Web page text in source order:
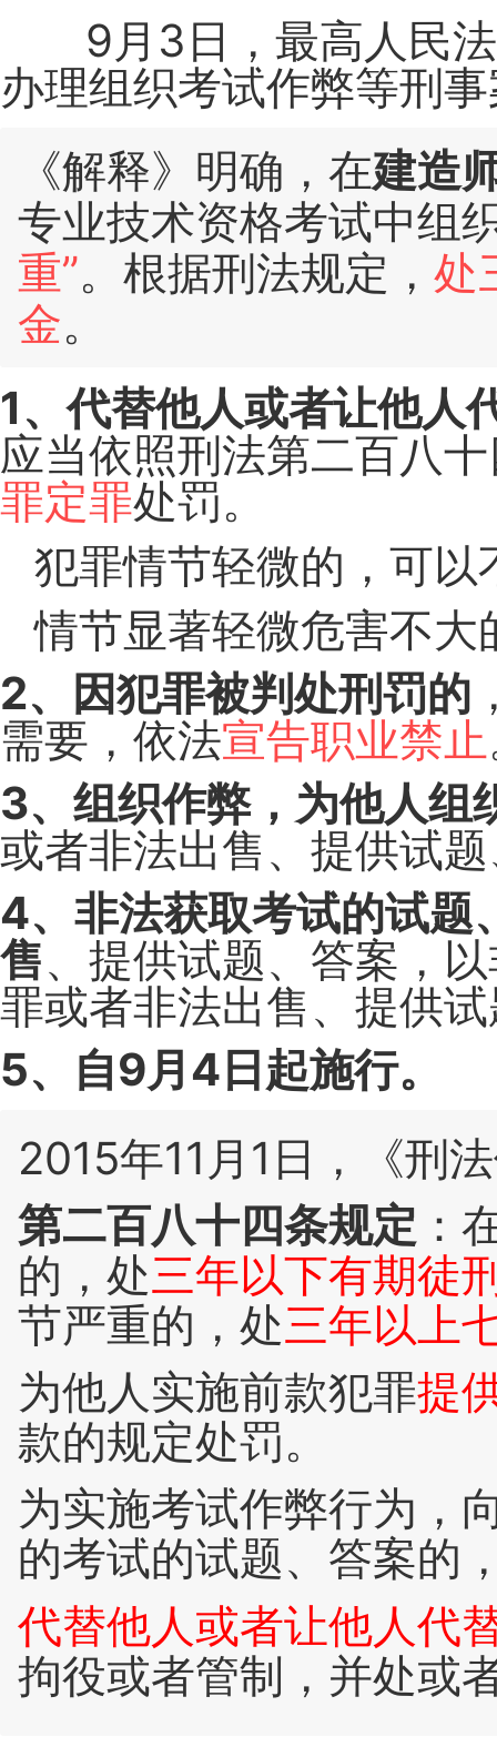
9月3日，最高人民法
办理组织考试作弊等刑
《解释》明确，在建造
专业技术资格考试中组
重”。根据刑法规定， 处
金。
1、代替他人或者让他人
应当依照刑法第二百八
罪定罪处罚。
犯罪情节轻微的，可
情节显著轻微危害不
2、因犯罪被判处刑罚的
需要，依法宣告职业禁止
3、组织作弊，为他人组
或者非法出售、提供试
4、非法获取考试的试题
售、提供试题、答案，
罪或者非法出售、提供
5、自9月4日起施行。
2015年11月1日，《刑
第二百八十四条规定 ：
的，处三年以下有期徒
节严重的，处三年以上
为他人实施前款犯罪提
款的规定处罚。
为实施考试作弊行为，
的考试的试题、答案的
代替他人或者让他人代
拘役或者管制，并处或